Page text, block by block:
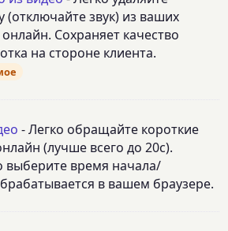
(отключайте звук) из ваших
Сохраняет качество
на стороне клиента.
- Легко обращайте короткие
(лучше всего до 20с).
время начала/
в вашем браузере.